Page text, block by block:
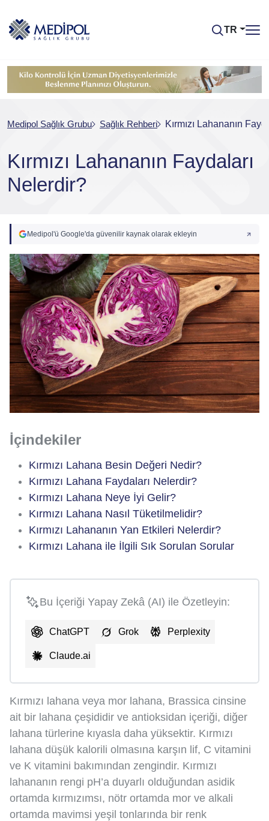
TR
Medipol Sağlık Grubu Sağlık Rehberi Kırmızı Lahananın
Kırmızı Lahananın Faydaları
Nelerdir?
Medipol'ü Google'da güvenilir kaynak olarak ekleyin
İçindekiler
Kırmızı Lahana Besin Değeri Nedir?
Kırmızı Lahana Faydaları Nelerdir?
Kırmızı Lahana Neye İyi Gelir?
Kırmızı Lahana Nasıl Tüketilmelidir?
Kırmızı Lahananın Yan Etkileri Nelerdir?
Kırmızı Lahana ile İlgili Sık Sorulan Sorular
Bu İçeriği Yapay Zekâ (AI) ile Özetleyin:
ChatGPT Grok Perplexity
Claude.ai
Kırmızı lahana veya mor lahana, Brassica cinsine
ait bir lahana çeşididir ve antioksidan içeriği, diğer
lahana türlerine kıyasla daha yüksektir. Kırmızı
lahana düşük kalorili olmasına karşın lif, C vitamini
ve K vitamini bakımından zengindir. Kırmızı
lahananın rengi pH’a duyarlı olduğundan asidik
ortamda kırmızımsı, nötr ortamda mor ve alkali
ortamda mavimsi yeşil tonlarında bir renk